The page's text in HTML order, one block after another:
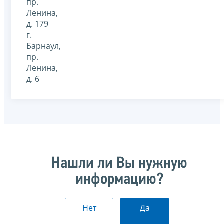
Ленина,
д. 179
г.
Барнаул,
пр.
Ленина,
д. 6
Нашли ли Вы нужную
информацию?
Нет Да